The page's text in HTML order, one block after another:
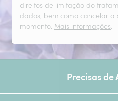
direitos de limitação do
dados, bem como cancelar a
momento. Mais informações.
Precisas de